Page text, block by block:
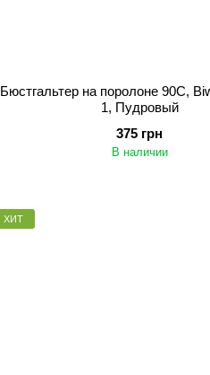
Бюстгальтер на поролоне 90C,
1, Пудровый
375 грн
В наличии
ХИТ